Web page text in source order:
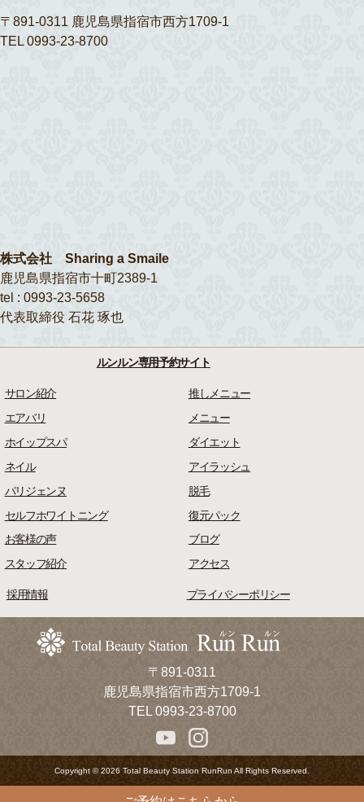
〒891-0311 鹿児島県指宿市西方1709-1
TEL 0993-23-8700
株式会社 Sharing a Smaile
鹿児島県指宿市十町2389-1
tel : 0993-23-5658
代表取締役 石花 琢也
ルンルン専用予約サイト
サロン紹介
推しメニュー
エアバリ
メニュー
ホイップスパ
ダイエット
ネイル
アイラッシュ
パリジェンヌ
脱毛
セルフホワイトニング
復元パック
お客様の声
ブログ
スタッフ紹介
アクセス
採用情報 プライバシーポリシー
〒891-0311
鹿児島県指宿市西方1709-1
TEL 0993-23-8700
Copyright © 2026 Total Beauty Station RunRun All Rights Reserved.